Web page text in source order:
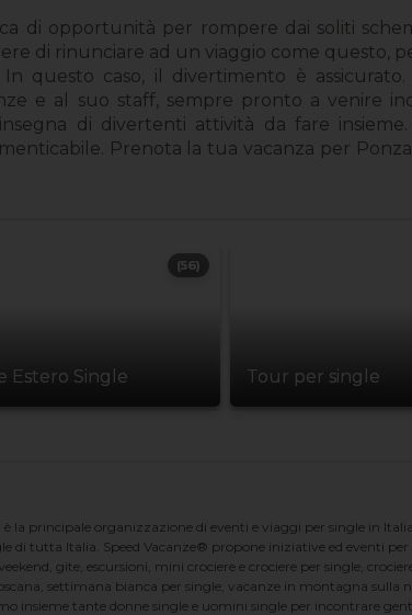
di opportunità per rompere dai soliti
di rinunciare ad un viaggio come questo,
caso, il divertimento è assicurato.
e al suo staff, sempre pronto a venire
di divertenti attività da fare
Prenota la tua vacanza per
Estero Single
(56)
Tour per single
è la principale organizzazione di eventi e viaggi per single in
di tutta Italia. Speed Vacanze® propone iniziative ed eventi per
gite, escursioni, mini crociere e crociere per single,
settimana bianca per single, vacanze in montagna sulla
insieme tante donne single e uomini single per incontrare